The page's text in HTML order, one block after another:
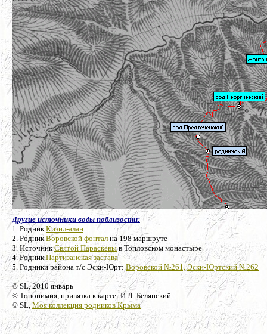
Другие источники воды поблизости:
1. РодникКизил-алан
2. РодникВоровской фонтал на 198 маршруте
3. ИсточникСвятой Параскевыв Топловском монастыре
4. РодникПартизанская застава
5. Родники района т/с Эски-Юрт:Воровской №261, Эски-Юртский №262
_____________________________________
© SL, 2010 январь
© Топонимия, привязка к карте: И.Л. Белянский
© SL, Моя коллекция родников Крыма